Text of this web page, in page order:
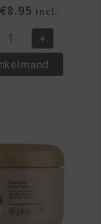
Oorspronkelijke
was:
€9.95.
€8.95Huidige
prijs
is:
€8.95.
incl.
+